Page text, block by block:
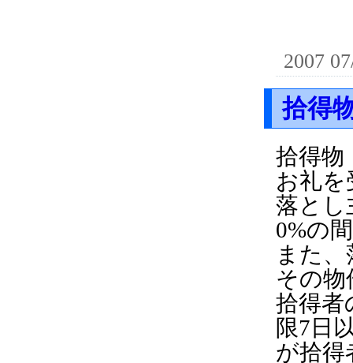
2007
拾得
拾得物
お礼を
落とし
0%の
また
その
拾得者
限7日
が拾得